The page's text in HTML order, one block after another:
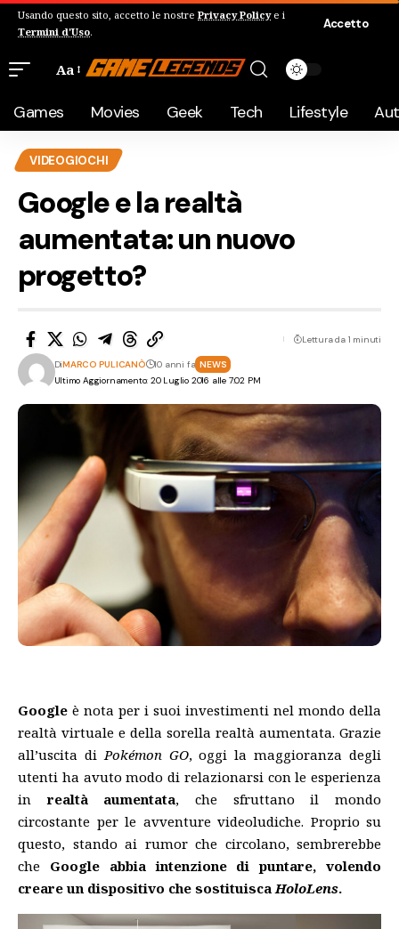
Usando questo sito, accetto le nostre Privacy Policye i
Termini d'Uso.
Accetto
Aa
Games Movies Geek Tech Lifestyle
VIDEOGIOCHI
Google e la realtà
aumentata: un nuovo
progetto?
Ultimo Aggiornamento: 20 Luglio 2016 alle 7:02 PM
DiMARCO PULICANÒ 10 anni fa NEWS
Lettura da 1 minuti
Google è nota per i suoi investimenti nel mondo della
realtà virtuale e della sorella realtà aumentata. Grazie
all’uscita diPokémon GO, oggi la maggioranza degli
utenti ha avuto modo di relazionarsi con le esperienza
inrealtà aumentata, che sfruttano il mondo
circostante per le avventure videoludiche. Proprio su
questo, stando ai rumor che circolano, sembrerebbe
che Google abbia intenzione di puntare, volendo
creare un dispositivo che sostituiscaHoloLens.